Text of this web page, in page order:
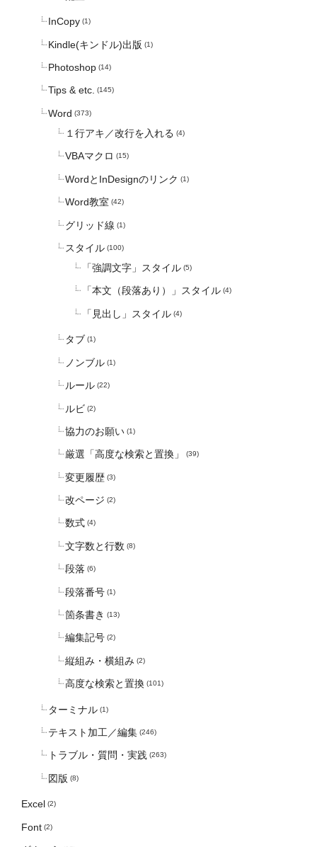
InCopy (1)
Kindle(キンドル)出版 (1)
Photoshop (14)
Tips & etc. (145)
Word (373)
１行アキ／改行を入れる (4)
VBAマクロ (15)
WordとInDesignのリンク (1)
Word教室 (42)
グリッド線 (1)
スタイル (100)
「強調文字」スタイル (5)
「本文（段落あり）」スタイル (4)
「見出し」スタイル (4)
タブ (1)
ノンブル (1)
ルール (22)
ルビ (2)
協力のお願い (1)
厳選「高度な検索と置換」 (39)
変更履歴 (3)
改ページ (2)
数式 (4)
文字数と行数 (8)
段落 (6)
段落番号 (1)
箇条書き (13)
編集記号 (2)
縦組み・横組み (2)
高度な検索と置換 (101)
ターミナル (1)
テキスト加工／編集 (246)
トラブル・質問・実践 (263)
図版 (8)
Excel (2)
Font (2)